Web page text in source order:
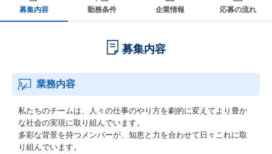
募集内容 勤務条件 企業情報 応募の流れ
募集内容
業務内容
私たちのチームは、人々の仕事のやり方を劇的に変えてより豊か
な社会の実現に取り組んでいます。
多彩な背景を持つメンバーが、知恵と力を合わせて日々これに取
り組んでいます。